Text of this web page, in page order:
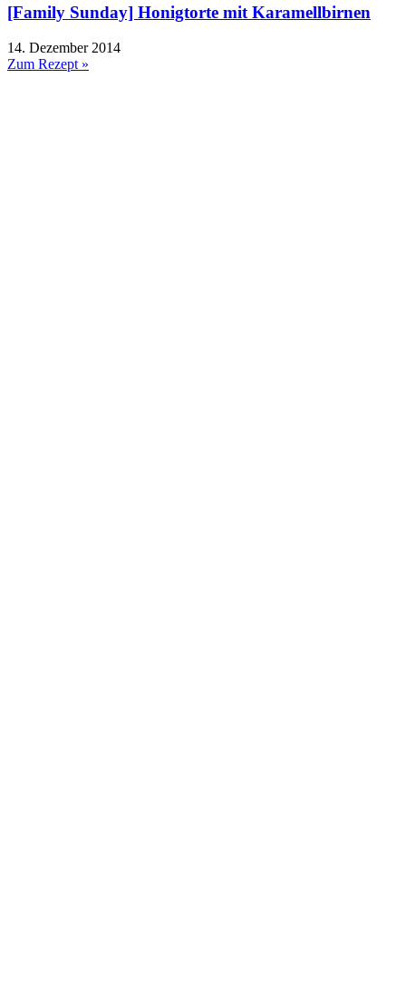
[Family Sunday] Honigtorte mit Karamellbirnen
14. Dezember 2014
Zum Rezept »